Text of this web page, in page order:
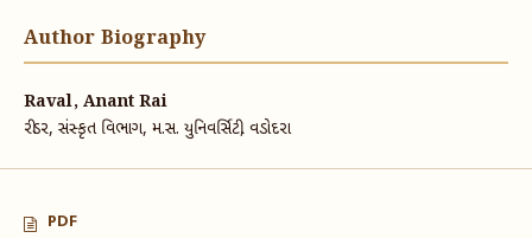
Author Biography
Raval, Anant Rai
રીડર, સંસ્કૃત વિભાગ, મ.સ. યુનિવર્સિટી, વડોદરા
PDF